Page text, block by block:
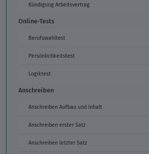
Kündigung Arbeitsvertrag
Online-Tests
Berufswahltest
Persönlichkeitstest
Logiktest
Anschreiben
Anschreiben Aufbau und Inhalt
Anschreiben erster Satz
Anschreiben letzter Satz